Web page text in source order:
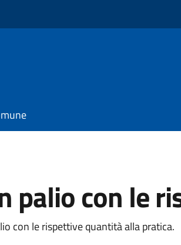
palio con le
con le rispettive quantità alla pratica.